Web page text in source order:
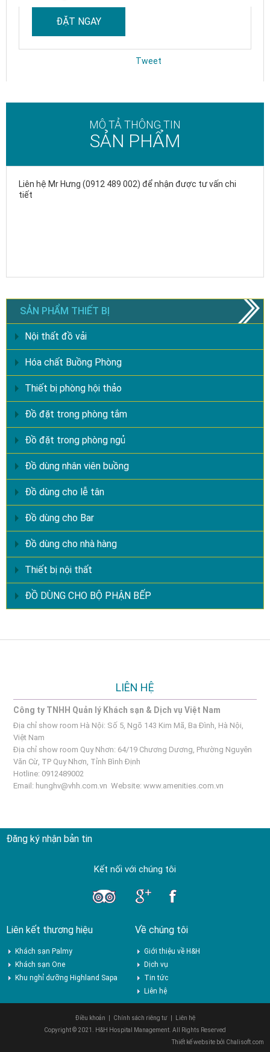
ĐẶT NGAY
Tweet
MÔ TẢ THÔNG TIN
SẢN PHẨM
Liên hệ Mr Hưng (0912 489 002) để nhận được tư vấn chi
tiết
SẢN PHẨM THIẾT BỊ
Nội thất đồ vải
Hóa chất Buồng Phòng
Thiết bị phòng hội thảo
Đồ đặt trong phòng tắm
Đồ đặt trong phòng ngủ
Đồ dùng nhân viên buồng
Đồ dùng cho lễ tân
Đồ dùng cho Bar
Đồ dùng cho nhà hàng
Thiết bị nội thất
ĐỒ DÙNG CHO BỘ PHẬN BẾP
LIÊN HỆ
Công ty TNHH Quản lý Khách sạn & Dịch vụ Việt Nam
Địa chỉ show room Hà Nội: Số 5, Ngõ 143 Kim Mã, Ba Đình, Hà Nội,
Việt Nam
Địa chỉ show room Quy Nhơn: 64/19 Chương Dương, Phường Nguyên
Văn Cừ, TP Quy Nhơn, Tỉnh Bình Định
Hotline: 0912489002
Email: hunghv@vhh.com.vn Website:www.amenities.com.vn
Đăng ký nhận bản tin
Kết nối với chúng tôi
Liên kết thương hiệu
Khách sạn Palmy
Khách sạn One
Khu nghỉ dưỡng Highland Sapa
Về chúng tôi
Giới thiệu về H&H
Dịch vụ
Tin tức
Liên hệ
Điều khoản Chính sách riêng tư
Liên hệ
Copyright © 2021. H&H Hospital Management. All Rights Reserved
Thiết kế website bởi Chalisoft.com